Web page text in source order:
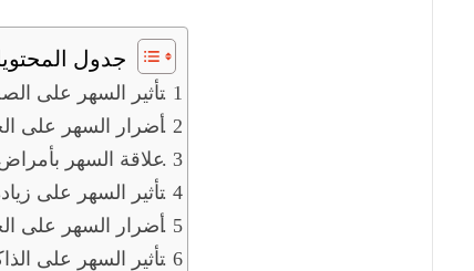
جدول
تأثير السهر على
أضرار السهر على
علاقة السهر
تأثير السهر على
أضرار السهر على
تأثير السهر على